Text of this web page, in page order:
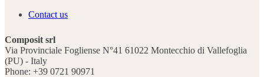
Contact us
Composit srl
Via Provinciale Fogliense N°41 61022 Montecchio di Vallefoglia
(PU) - Italy
Phone: +39 0721 90971